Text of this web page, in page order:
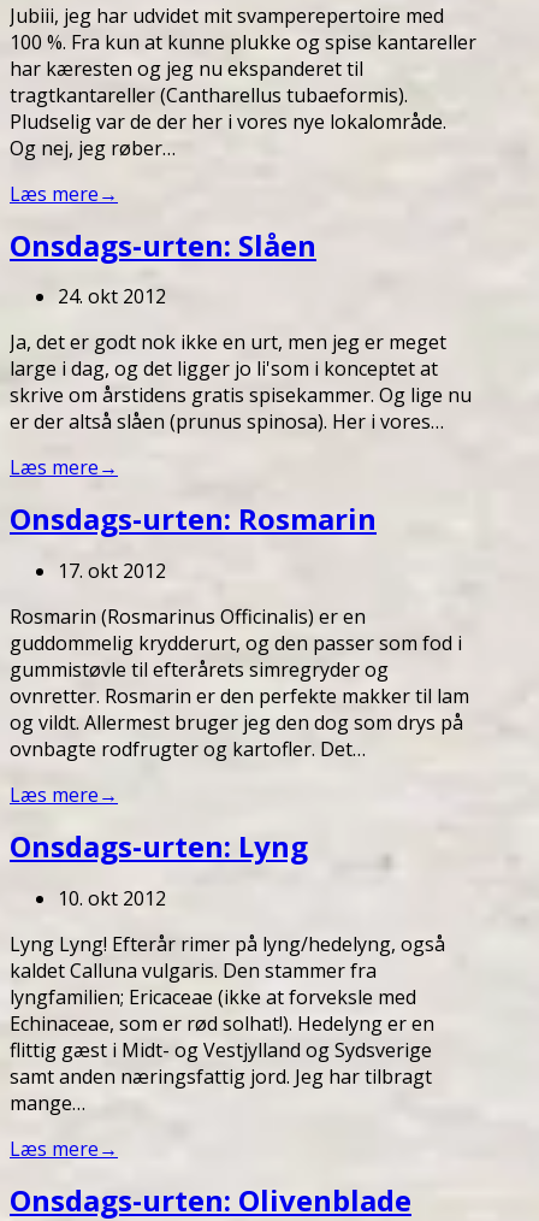
Jubiii, jeg har udvidet mit svamperepertoire med
100 %. Fra kun at kunne plukke og spise kantareller
har kæresten og jeg nu ekspanderet til
tragtkantareller (Cantharellus tubaeformis).
Pludselig var de der her i vores nye lokalområde.
Og nej, jeg røber…
Læs mere→
Onsdags-urten: Slåen
24. okt 2012
Ja, det er godt nok ikke en urt, men jeg er meget
large i dag, og det ligger jo li'som i konceptet at
skrive om årstidens gratis spisekammer. Og lige nu
er der altså slåen (prunus spinosa). Her i vores…
Læs mere→
Onsdags-urten: Rosmarin
17. okt 2012
Rosmarin (Rosmarinus Officinalis) er en
guddommelig krydderurt, og den passer som fod i
gummistøvle til efterårets simregryder og
ovnretter. Rosmarin er den perfekte makker til lam
og vildt. Allermest bruger jeg den dog som drys på
ovnbagte rodfrugter og kartofler. Det…
Læs mere→
Onsdags-urten: Lyng
10. okt 2012
Lyng Lyng! Efterår rimer på lyng/hedelyng, også
kaldet Calluna vulgaris. Den stammer fra
lyngfamilien; Ericaceae (ikke at forveksle med
Echinaceae, som er rød solhat!). Hedelyng er en
flittig gæst i Midt- og Vestjylland og Sydsverige
samt anden næringsfattig jord. Jeg har tilbragt
mange…
Læs mere→
Onsdags-urten: Olivenblade